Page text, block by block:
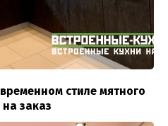
стиле мятного
на заказ